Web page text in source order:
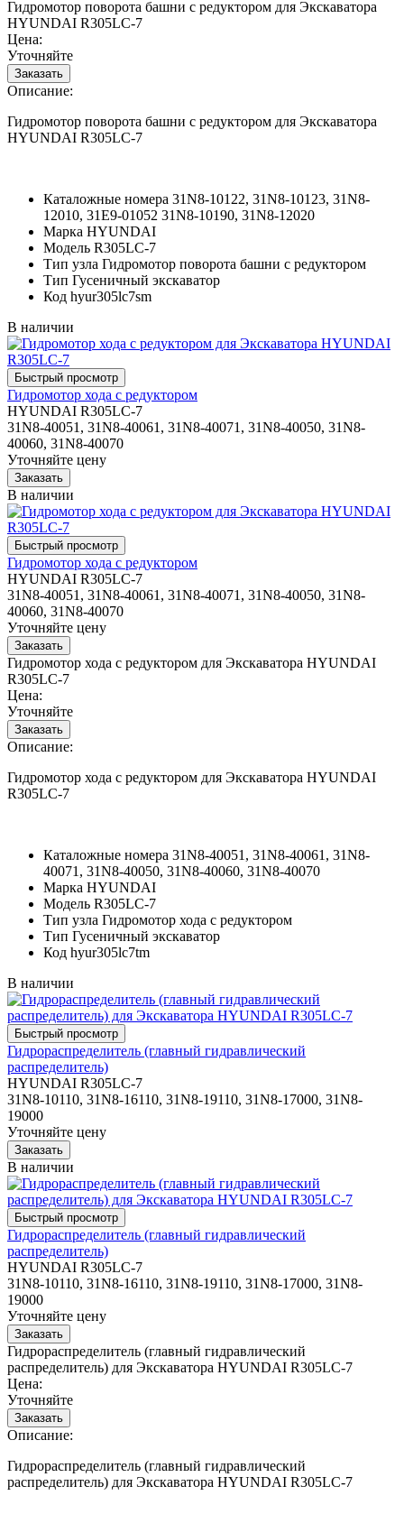
Гидромотор поворота башни с редуктором для Экскаватора
HYUNDAI R305LC-7
Цена:
Уточняйте
Описание:
Гидромотор поворота башни с редуктором для Экскаватора
HYUNDAI R305LC-7
Каталожные номера 31N8-10122, 31N8-10123, 31N8-
12010, 31E9-01052 31N8-10190, 31N8-12020
Марка HYUNDAI
Модель R305LC-7
Тип узла Гидромотор поворота башни с редуктором
Тип Гусеничный экскаватор
Код hyur305lc7sm
В наличии
Гидромотор хода с редуктором
HYUNDAI R305LC-7
31N8-40051, 31N8-40061, 31N8-40071, 31N8-40050, 31N8-
40060, 31N8-40070
Уточняйте цену
В наличии
Гидромотор хода с редуктором
HYUNDAI R305LC-7
31N8-40051, 31N8-40061, 31N8-40071, 31N8-40050, 31N8-
40060, 31N8-40070
Уточняйте цену
Гидромотор хода с редуктором для Экскаватора HYUNDAI
R305LC-7
Цена:
Уточняйте
Описание:
Гидромотор хода с редуктором для Экскаватора HYUNDAI
R305LC-7
Каталожные номера 31N8-40051, 31N8-40061, 31N8-
40071, 31N8-40050, 31N8-40060, 31N8-40070
Марка HYUNDAI
Модель R305LC-7
Тип узла Гидромотор хода с редуктором
Тип Гусеничный экскаватор
Код hyur305lc7tm
В наличии
Гидрораспределитель (главный гидравлический
распределитель)
HYUNDAI R305LC-7
31N8-10110, 31N8-16110, 31N8-19110, 31N8-17000, 31N8-
19000
Уточняйте цену
В наличии
Гидрораспределитель (главный гидравлический
распределитель)
HYUNDAI R305LC-7
31N8-10110, 31N8-16110, 31N8-19110, 31N8-17000, 31N8-
19000
Уточняйте цену
Гидрораспределитель (главный гидравлический
распределитель) для Экскаватора HYUNDAI R305LC-7
Цена:
Уточняйте
Описание:
Гидрораспределитель (главный гидравлический
распределитель) для Экскаватора HYUNDAI R305LC-7